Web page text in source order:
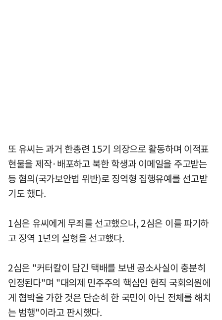
또 유씨는 과거 한총련 15기 의장으로 활동하며 이적표
현물을 제작·배포하고 북한 학생과 이메일을 주고받는
등 혐의(국가보안법 위반)로 징역형 집행유예를 선고받
기도 했다.
1심은 유씨에게 무죄를 선고했으나, 2심은 이를 파기하
고 징역 1년의 실형을 선고했다.
2심은 "커터칼이 담긴 택배를 보낸 공소사실이 충분히
인정된다"며 "대의제 민주주의 핵심인 현직 국회의원에
게 협박을 가한 것은 단순히 한 국민이 아닌 전체를 해치
는 범행"이라고 판시했다.